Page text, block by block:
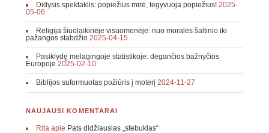
Didysis spektaklis: popiežius mirė, tegyvuoja popiežius! 2025-
05-06
Religija šiuolaikinėje visuomenėje: nuo moralės šaltinio iki
pažangos stabdžio 2025-04-15
Pasiklydę melagingoje statistikoje: degančios bažnyčios
Europoje 2025-02-10
Biblijos suformuotas požiūris į moterį 2024-11-27
NAUJAUSI KOMENTARAI
Ritaapie Pats didžiausias „stebuklas“